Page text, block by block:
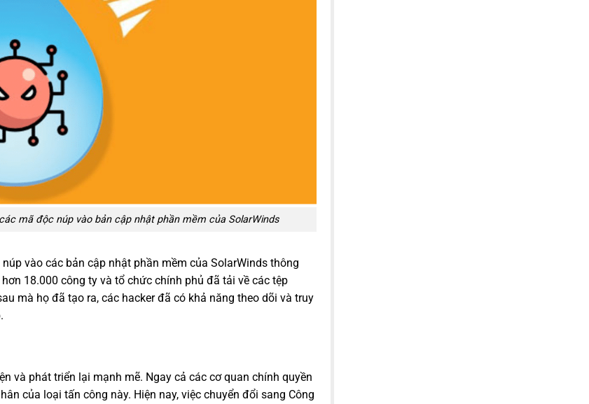
mã độc núp vào bản cập nhật phần mềm của SolarWinds
vào các bản cập nhật phần mềm của SolarWinds thông
18.000 công ty và tổ chức chính phủ đã tải về các tệp
mà họ đã tạo ra, các hacker đã có khả năng theo dõi và truy
và phát triển lại mạnh mẽ. Ngay cả các cơ quan chính quyền
của loại tấn công này. Hiện nay, việc chuyển đổi sang Công